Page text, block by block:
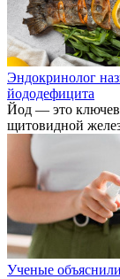
Эндокринолог
йододефицита
Йод — это
щитовидной
Ученые